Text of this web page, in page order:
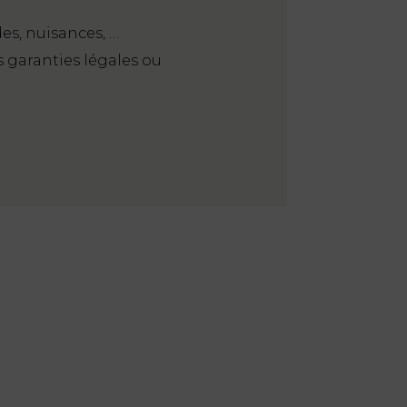
nuisances, …
garanties légales ou